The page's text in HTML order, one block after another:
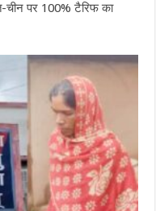
चीन पर 100% टैरिफ का